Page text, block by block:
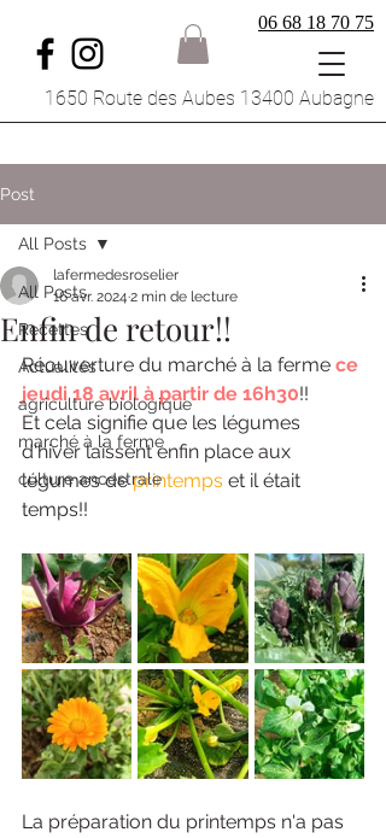
1650 Route des Aubes 13400 Aubagne
06 68 18 70 75
Post
All Posts
Recettes
Actualités
agriculture biologique
marché à la ferme
culture ancestrale
All Posts
Enfin de retour!!
lafermedesroselier
16 avr. 2024 2 min de lecture
Réouverture du marché à la ferme ce
jeudi 18 avril à partir de 16h30!!
Et cela signifie que les légumes
d'hiver laissent enfin place aux
légumes de printemps et il était
temps!!
La préparation du printemps n'a pas